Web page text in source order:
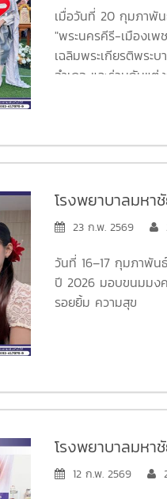
#โรงพยาบาลมหาชัย
เมื่อวันที่ 20 กุมภาพัน
"พระนครคีรี-เมืองเ
เฉลิมพระเกียรติพระ
อำเภอ และร่วมกันแต่
โรงพยาบาลมหา
23 ก.พ. 2569
วันที่ 16–17 กุมภาพัน
ปี 2026 มอบขนมมงค
รอยยิ้ม ความสุข
คิดหวังสิ่งใดขอให้ส
โรงพยาบาลมหา
1/2569
12 ก.พ. 2569